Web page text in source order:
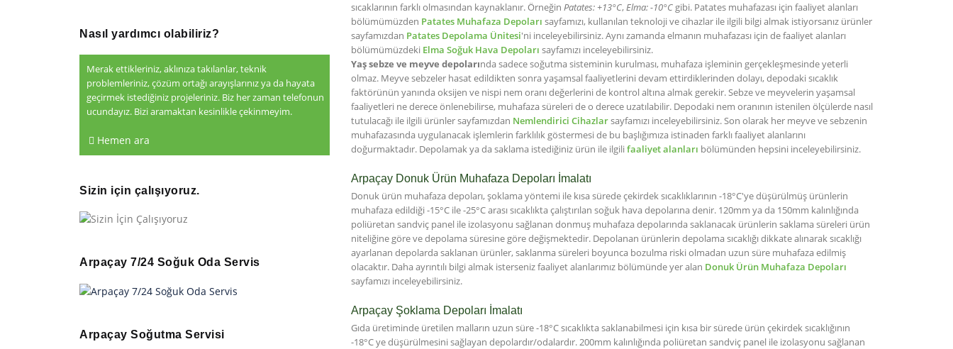
sıcaklarının farklı olmasından kaynaklanır. ÖrneğinPatates: +13°C,Elma: -10°C gibi. Patates muhafazası için faaliyet alanları
bölümümüzden Patates Muhafaza Depoları sayfamızı, kullanılan teknoloji ve cihazlar ile ilgili bilgi almak istiyorsanız ürünler
sayfamızdan Patates Depolama Ünitesi'ni inceleyebilirsiniz. Aynı zamanda elmanın muhafazası için de faaliyet alanları
bölümümüzdeki Elma Soğuk Hava Depoları sayfamızı inceleyebilirsiniz.
Yaş sebze ve meyve depolarında sadece soğutma sisteminin kurulması, muhafaza işleminin gerçekleşmesinde yeterli
olmaz. Meyve sebzeler hasat edildikten sonra yaşamsal faaliyetlerini devam ettirdiklerinden dolayı, depodaki sıcaklık
faktörünün yanında oksijen ve nispi nem oranı değerlerini de kontrol altına almak gerekir. Sebze ve meyvelerin yaşamsal
faaliyetleri ne derece önlenebilirse, muhafaza süreleri de o derece uzatılabilir. Depodaki nem oranının istenilen ölçülerde nasıl
tutulacağı ile ilgili ürünler sayfamızdan Nemlendirici Cihazlarsayfamızı inceleyebilirsiniz. Son olarak her meyve ve sebzenin
muhafazasında uygulanacak işlemlerin farklılık göstermesi de bu başlığımıza istinaden farklı faaliyet alanlarını
doğurmaktadır. Depolamak ya da saklama istediğiniz ürün ile ilgilifaaliyet alanları bölümünden hepsini inceleyebilirsiniz.
Arpaçay Donuk Ürün Muhafaza Depoları İmalatı
Donuk ürün muhafaza depoları, şoklama yöntemi ile kısa sürede çekirdek sıcaklıklarının -18°C'ye düşürülmüş ürünlerin
muhafaza edildiği -15°C ile -25°C arası sıcaklıkta çalıştırılan soğuk hava depolarına denir. 120mm ya da 150mm kalınlığında
poliüretan sandviç panel ile izolasyonu sağlanan donmuş muhafaza depolarında saklanacak ürünlerin saklama süreleri ürün
niteliğine göre ve depolama süresine göre değişmektedir. Depolanan ürünlerin depolama sıcaklığı dikkate alınarak sıcaklığı
ayarlanan depolarda saklanan ürünler, saklanma süreleri boyunca bozulma riski olmadan uzun süre muhafaza edilmiş
olacaktır. Daha ayrıntılı bilgi almak isterseniz faaliyet alanlarımız bölümünde yer alan Donuk Ürün Muhafaza Depoları
sayfamızı inceleyebilirsiniz.
Arpaçay Şoklama Depoları İmalatı
Gıda üretiminde üretilen malların uzun süre -18°C sıcaklıkta saklanabilmesi için kısa bir sürede ürün çekirdek sıcaklığının
-18°C ye düşürülmesini sağlayan depolardır/odalardır. 200mm kalınlığında poliüretan sandviç panel ile izolasyonu sağlanan
Nasıl yardımcı olabiliriz?
Merak ettikleriniz, aklınıza takılanlar, teknik
problemleriniz, çözüm ortağı arayışlarınız ya da hayata
geçirmek istediğiniz projeleriniz. Biz her zaman telefonun
ucundayız. Bizi aramaktan kesinlikle çekinmeyim.
Hemen ara
Sizin için çalışıyoruz.
Arpaçay 7/24 Soğuk Oda Servis
Arpaçay Soğutma Servisi